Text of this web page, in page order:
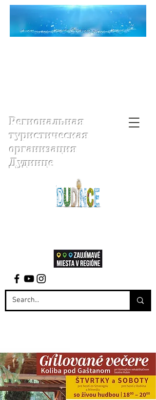
Региональная
туристическая
организация
Дудинце